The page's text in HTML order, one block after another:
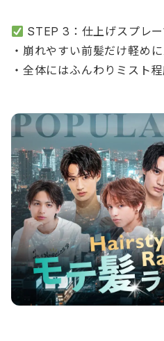
STEP 3：仕上げスプレ
・崩れやすい前髪だけ軽め
・全体にはふんわりミスト